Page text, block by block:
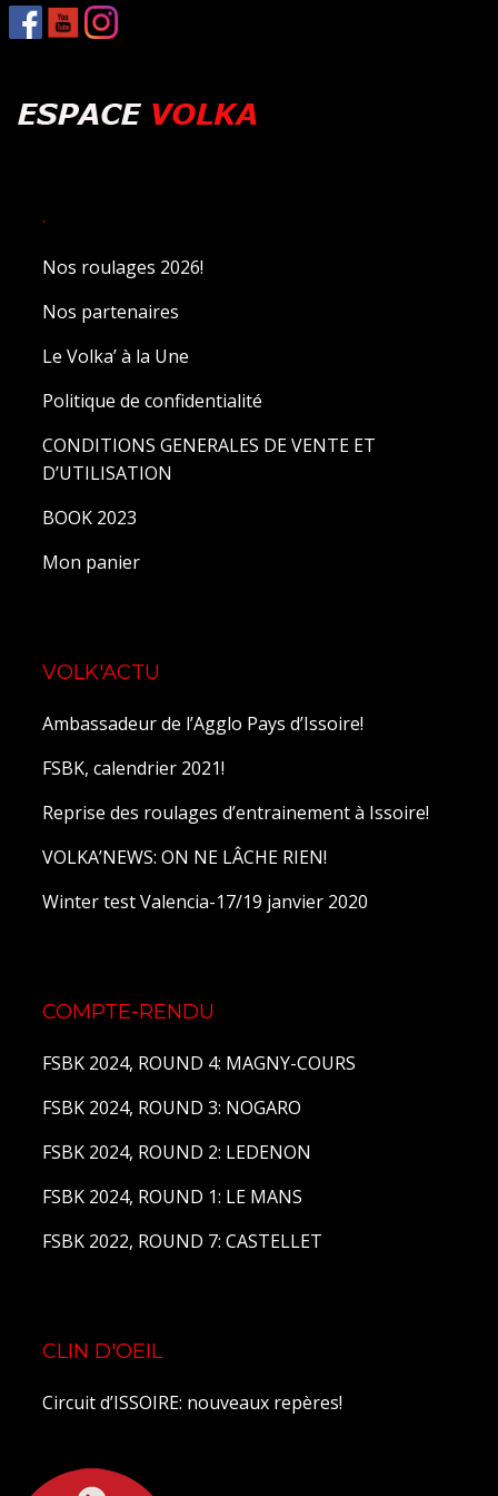
.
Nos roulages 2026!
Nos partenaires
Le Volka’ à la Une
Politique de confidentialité
CONDITIONS GENERALES DE VENTE ET
D’UTILISATION
BOOK 2023
Mon panier
VOLK'ACTU
Ambassadeur de l’Agglo Pays d’Issoire!
FSBK, calendrier 2021!
Reprise des roulages d’entrainement à Issoire!
VOLKA’NEWS: ON NE LÂCHE RIEN!
Winter test Valencia-17/19 janvier 2020
COMPTE-RENDU
FSBK 2024, ROUND 4: MAGNY-COURS
FSBK 2024, ROUND 3: NOGARO
FSBK 2024, ROUND 2: LEDENON
FSBK 2024, ROUND 1: LE MANS
FSBK 2022, ROUND 7: CASTELLET
CLIN D'OEIL
Circuit d’ISSOIRE: nouveaux repères!